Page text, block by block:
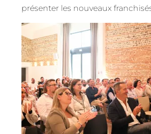
présenter les nouveaux